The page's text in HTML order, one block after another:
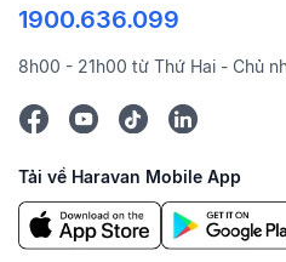
1900.636.099
8h00 - 21h00 từ Thứ Hai - Chủ
Tải về Haravan Mobile App